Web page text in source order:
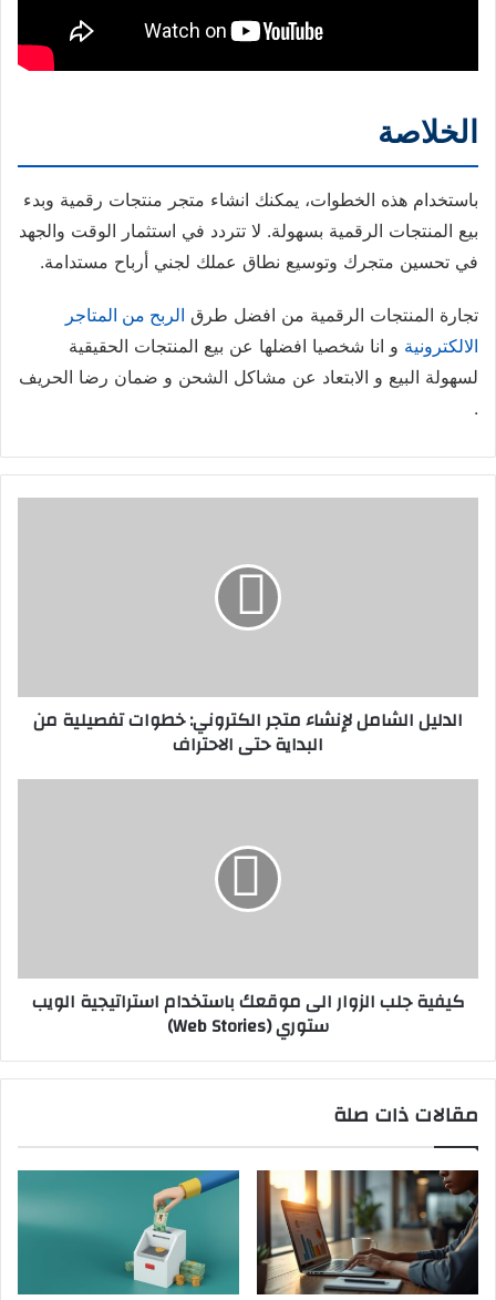
الخلاصة
باستخدام هذه الخطوات، يمكنك انشاء متجر منتجات رقمية وبدء
بيع المنتجات الرقمية بسهولة. لا تتردد في استثمار الوقت والجهد
في تحسين متجرك وتوسيع نطاق عملك لجني أرباح مستدامة.
تجارة المنتجات الرقمية من افضل طرق الربح من المتاجر
الالكترونية و انا شخصيا افضلها عن بيع المنتجات الحقيقية
لسهولة البيع و الابتعاد عن مشاكل الشحن و ضمان رضا الحريف
.
البداية
حتىالدليل الشامل لإنشاء متجر الكتروني: خطوات تفصيلية من
البداية حتى الاحتراف
ستوري
(Web
كيفية جلب الزوار الى موقعك باستخدام استراتيجية الويب
ستوري (Web Stories)
مقالات ذات صلة